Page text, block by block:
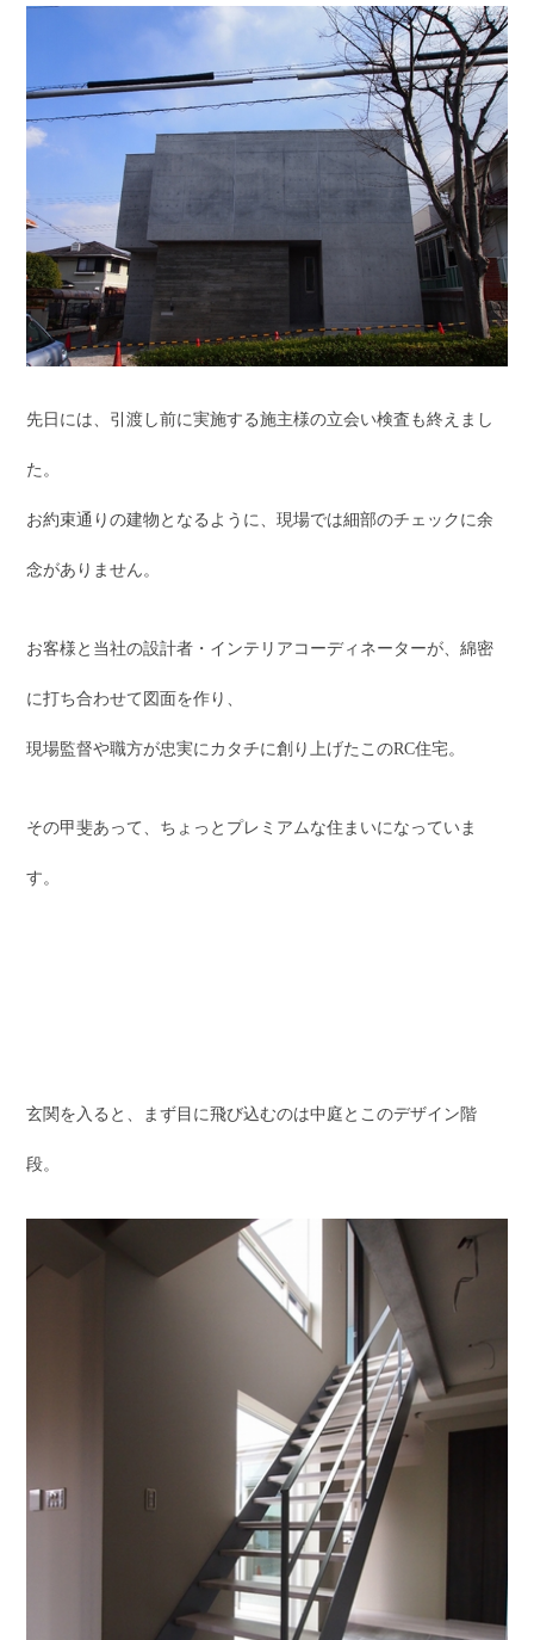
先日には、引渡し前に実施する施主様の立会い検査も終えまし
た。
お約束通りの建物となるように、現場では細部のチェックに余
念がありません。
お客様と当社の設計者・インテリアコーディネーターが、綿密
に打ち合わせて図面を作り、
現場監督や職方が忠実にカタチに創り上げたこのRC住宅。
その甲斐あって、ちょっとプレミアムな住まいになっていま
す。
玄関を入ると、まず目に飛び込むのは中庭とこのデザイン階
段。